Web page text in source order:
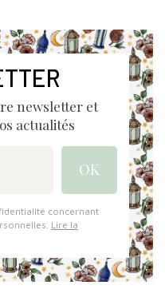
newsletter et
actualités
concernant
Lire la